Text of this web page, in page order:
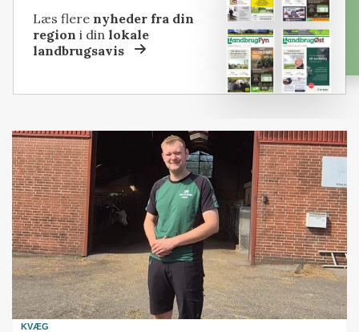
Læs flere nyheder fra din
region i dinlokale
landbrugsavis
KVÆG